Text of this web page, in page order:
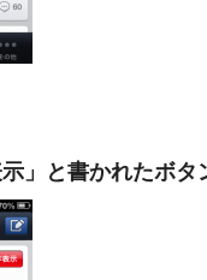
」と書かれたボ